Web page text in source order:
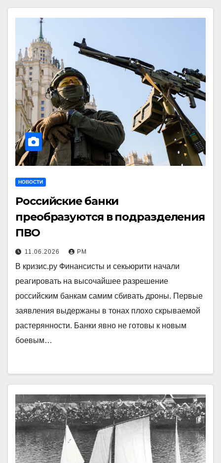
НОВОСТИ
Российские банки
преобразуются в подразделения
ПВО
11.06.2026 РМ
В кризис.ру Финансисты и секьюрити начали
реагировать на высочайшее разрешение
российским банкам самим сбивать дроны. Первые
заявления выдержаны в тонах плохо скрываемой
растерянности. Банки явно не готовы к новым
боевым…